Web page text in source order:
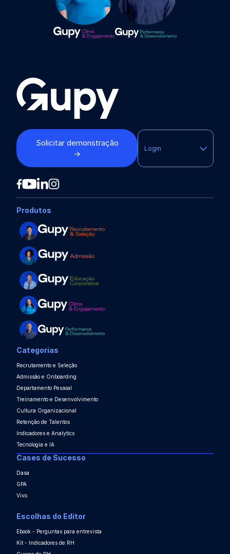
Solicitar demonstração
→
Login
Produtos
Categorias
Recrutamento e Seleção
Admissão e Onboarding
Departamento Pessoal
Treinamento e Desenvolvimento
Cultura Organizacional
Retenção de Talentos
Indicadores e Analytics
Tecnologia e IA
Cases de Sucesso
Dasa
GPA
Vivo
Escolhas do Editor
Ebook - Perguntas para entrevista
Kit - Indicadores de RH